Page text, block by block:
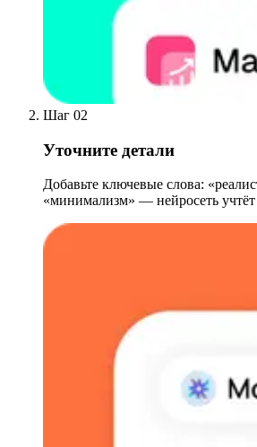
Шаг 02
Уточните детали
Добавьте ключевые слова:
«минимализм» — нейросеть